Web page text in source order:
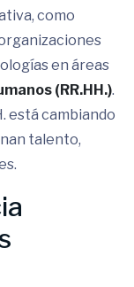
como
en áreas
(RR.HH.).
está cambiando
talento,